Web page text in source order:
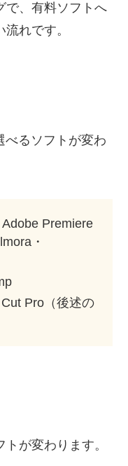
で、有料ソフトへ
れです。
べるソフトが変わ
Premiere
・
Pro（後述の
が変わります。